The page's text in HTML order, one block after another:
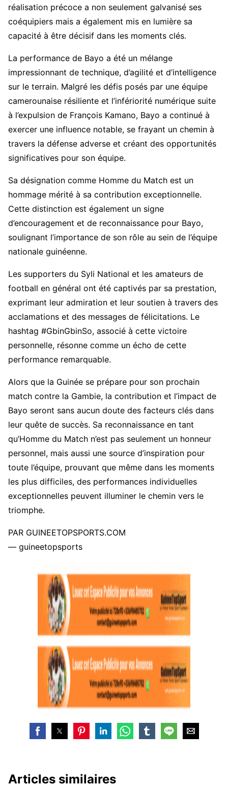
réalisation précoce a non seulement galvanisé ses
coéquipiers mais a également mis en lumière sa
capacité à être décisif dans les moments clés.
La performance de Bayo a été un mélange
impressionnant de technique, d’agilité et d’intelligence
sur le terrain. Malgré les défis posés par une équipe
camerounaise résiliente et l’infériorité numérique suite
à l’expulsion de François Kamano, Bayo a continué à
exercer une influence notable, se frayant un chemin à
travers la défense adverse et créant des opportunités
significatives pour son équipe.
Sa désignation comme Homme du Match est un
hommage mérité à sa contribution exceptionnelle.
Cette distinction est également un signe
d’encouragement et de reconnaissance pour Bayo,
soulignant l’importance de son rôle au sein de l’équipe
nationale guinéenne.
Les supporters du Syli National et les amateurs de
football en général ont été captivés par sa prestation,
exprimant leur admiration et leur soutien à travers des
acclamations et des messages de félicitations. Le
hashtag #GbinGbinSo, associé à cette victoire
personnelle, résonne comme un écho de cette
performance remarquable.
Alors que la Guinée se prépare pour son prochain
match contre la Gambie, la contribution et l’impact de
Bayo seront sans aucun doute des facteurs clés dans
leur quête de succès. Sa reconnaissance en tant
qu’Homme du Match n’est pas seulement un honneur
personnel, mais aussi une source d’inspiration pour
toute l’équipe, prouvant que même dans les moments
les plus difficiles, des performances individuelles
exceptionnelles peuvent illuminer le chemin vers le
triomphe.
PAR GUINEETOPSPORTS.COM
— guineetopsports
Articles similaires